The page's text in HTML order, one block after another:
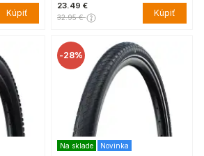
Kúpiť
23.49 €
32.95 € Kúpiť
-28%
Na sklade Novinka